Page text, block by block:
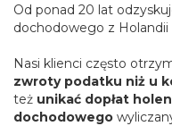
Od ponad 20 lat
dochodowego z Holandii
Nasi klienci często
zwroty podatku niż u
też unikać dopłat
dochodowego